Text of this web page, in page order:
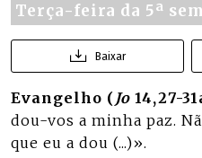
Terça-feira da 5ª
Baixar
Evangelho ( Jo 14,27-
dou-vos a minha paz.
que eu a dou (...)».